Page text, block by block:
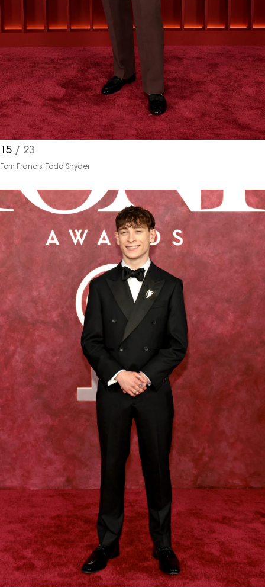
15 / 23
Tom Francis, Todd Snyder